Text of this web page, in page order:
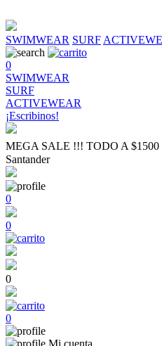
SWIMWEAR SURF
0
SWIMWEAR
SURF
ACTIVEWEAR
¡Escribinos!
MEGA SALE !!! TODO A $1500
Santander
0
0
0
0
Mi cuenta